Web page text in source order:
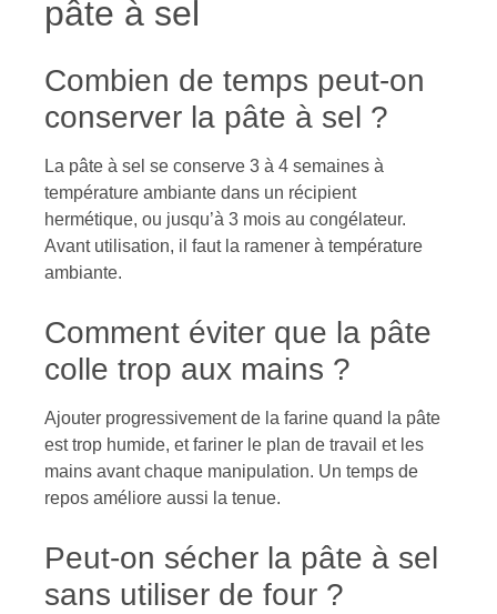
pâte à sel
Combien de temps peut-on
conserver la pâte à sel ?
La pâte à sel se conserve 3 à 4 semaines à
température ambiante dans un récipient
hermétique, ou jusqu’à 3 mois au congélateur.
Avant utilisation, il faut la ramener à température
ambiante.
Comment éviter que la pâte
colle trop aux mains ?
Ajouter progressivement de la farine quand la pâte
est trop humide, et fariner le plan de travail et les
mains avant chaque manipulation. Un temps de
repos améliore aussi la tenue.
Peut-on sécher la pâte à sel
sans utiliser de four ?